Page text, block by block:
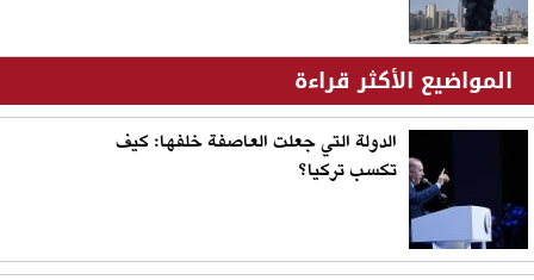
المواضيع الأكثر قراءة
الدولة التي جعلت العاصفة خلفها: كيف
تكسب تركيا؟